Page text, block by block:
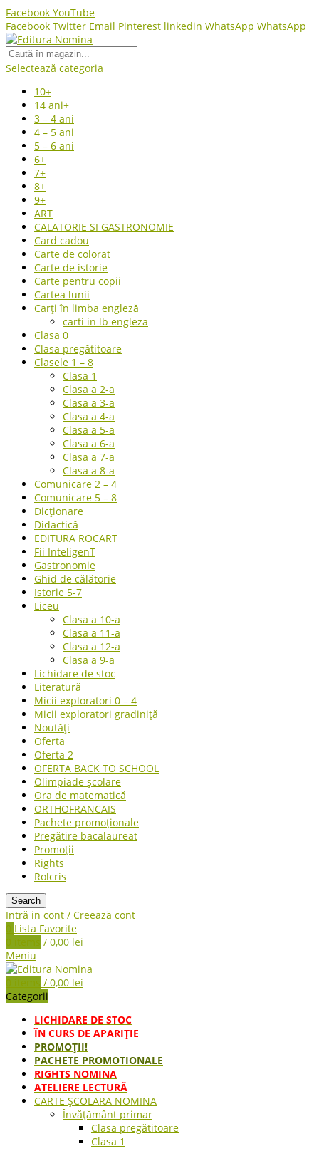
Facebook YouTube
Facebook Twitter Email Pinterest linkedin WhatsApp WhatsApp
Selectează categoria
10+
14 ani+
3 – 4 ani
4 – 5 ani
5 – 6 ani
6+
7+
8+
9+
ART
CALATORIE SI GASTRONOMIE
Card cadou
Carte de colorat
Carte de istorie
Carte pentru copii
Cartea lunii
Carți în limba engleză
carti in lb engleza
Clasa 0
Clasa pregătitoare
Clasele 1 – 8
Clasa 1
Clasa a 2-a
Clasa a 3-a
Clasa a 4-a
Clasa a 5-a
Clasa a 6-a
Clasa a 7-a
Clasa a 8-a
Comunicare 2 – 4
Comunicare 5 – 8
Dicționare
Didactică
EDITURA ROCART
Fii InteligenT
Gastronomie
Ghid de călătorie
Istorie 5-7
Liceu
Clasa a 10-a
Clasa a 11-a
Clasa a 12-a
Clasa a 9-a
Lichidare de stoc
Literatură
Micii exploratori 0 – 4
Micii exploratori gradiniță
Noutăți
Oferta
Oferta 2
OFERTA BACK TO SCHOOL
Olimpiade școlare
Ora de matematică
ORTHOFRANCAIS
Pachete promoționale
Pregătire bacalaureat
Promoții
Rights
Rolcris
Search
Intră in cont / Creează cont
0 Lista Favorite
0 items / 0,00 lei
Meniu
0 items / 0,00 lei
Categorii
LICHIDARE DE STOC
ÎN CURS DE APARIŢIE
PROMOȚII!
PACHETE PROMOTIONALE
RIGHTS NOMINA
ATELIERE LECTURĂ
CARTE ŞCOLARA NOMINA
Învățământ primar
Clasa pregătitoare
Clasa 1